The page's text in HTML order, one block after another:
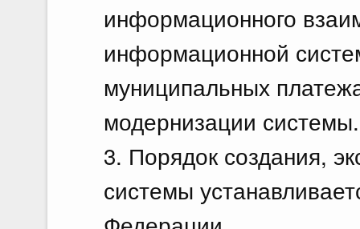
информационного
информационной
муниципальных
модернизации системы.
3. Порядок создания,
системы